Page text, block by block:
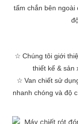
tấm chắn bên ngoài
☆ Chúng tôi giới
thiết kế & sản
☆ Van chiết sử
nhanh chóng và độ